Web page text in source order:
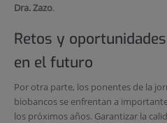
Dra. Zazo.
Retos y
en el futuro
Por otra parte, los ponentes de la
biobancos se enfrentan a
los próximos años. Garantizar la